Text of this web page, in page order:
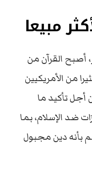
مبيعا
أصبح القرآن من
من الأمريكيين
أجل تأكيد ما
ضد الإسلام، بما
بأنه دين مجبول